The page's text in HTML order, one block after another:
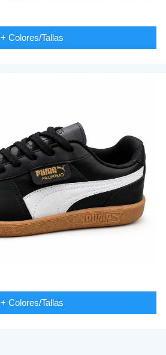
+ Colores/Tallas
+ Colores/Tallas